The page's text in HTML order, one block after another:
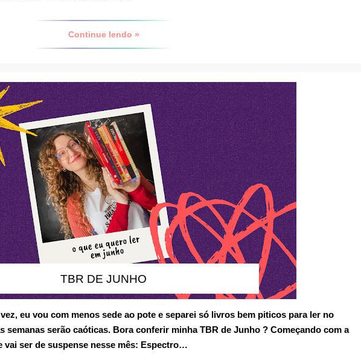
Continue lendo »
TBR DE JUNHO
eu vou com menos sede ao pote e separei só livros bem piticos para ler no
semanas serão caóticas. Bora conferir minhaTBR de Junho ? Começando com a
ser de suspense nesse mês: Espectro…